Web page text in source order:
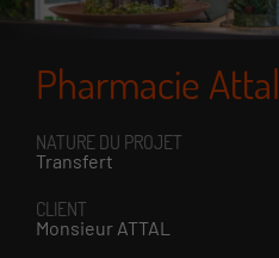
Pharmacie Attal
NATURE DU PROJET
Transfert
CLIENT
Monsieur ATTAL